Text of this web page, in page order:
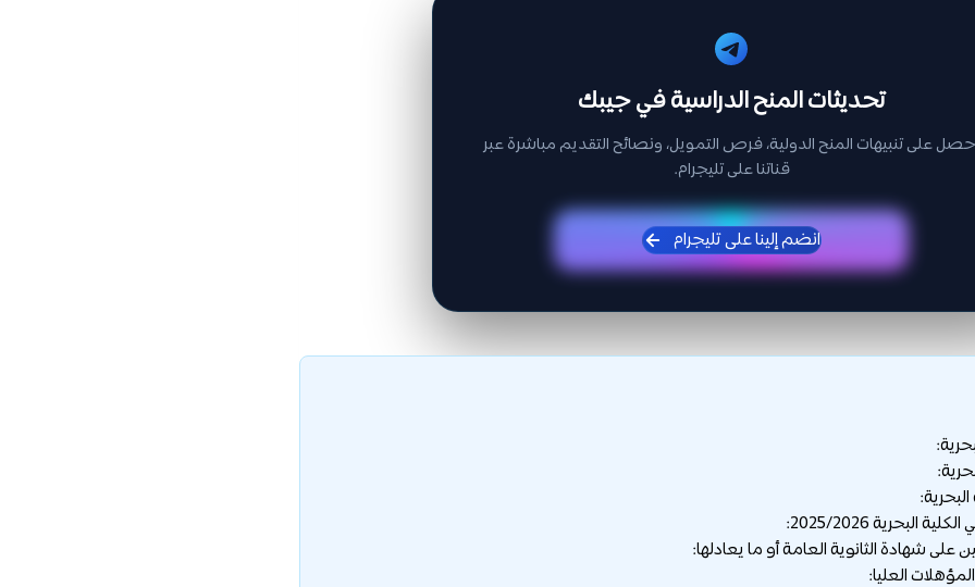
تحديثات المنح الدراسية في جيبك
على تنبيهات المنح الدولية، فرص التمويل، ونصائح التقديم مباشرة عبر
قناتنا على تليجرام.
انضم إلينا على تليجرام
البحرية 2025/2026: